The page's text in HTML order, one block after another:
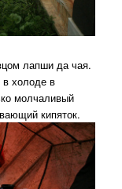
лапши да чая.
в холоде в
молчаливый
кипяток.